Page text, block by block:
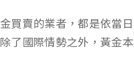
買賣的業者，都是依當日
了國際情勢之外，黃金本